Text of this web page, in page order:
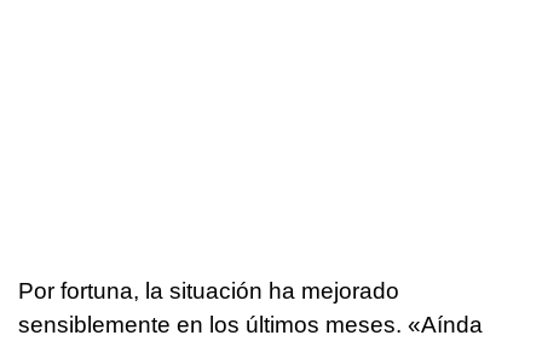
Por fortuna, la situación ha mejorado
sensiblemente en los últimos meses. «Aínda